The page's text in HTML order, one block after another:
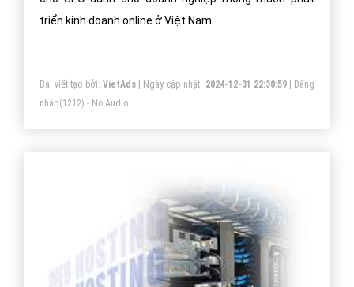
triển kinh doanh online ở Việt Nam
Bài viết tạo bởi: VietAds| Ngày cập nhật: 2024-12-31 22:30:59|Đăng
nhập(1212) - No Audio